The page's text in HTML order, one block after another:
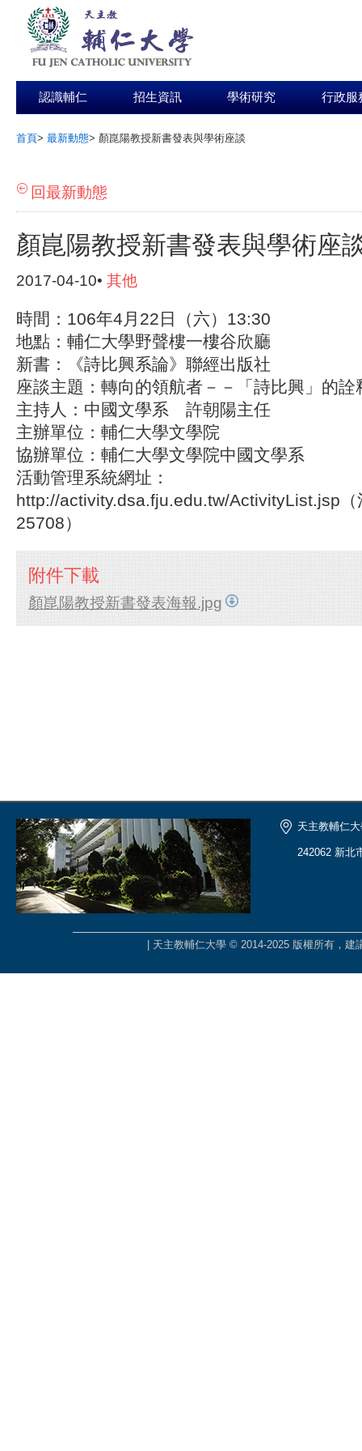
認識輔仁 招生資訊 學術研究 行政服
首頁> 最新動態> 顏崑陽教授新書發表與學術座談
回最新動態
顏崑陽教授新書發表與學術座
2017-04-10• 其他
時間：106年4月22日（六）13:30
地點：輔仁大學野聲樓一樓谷欣廳
新書：《詩比興系論》聯經出版社
座談主題：轉向的領航者－－「詩比興」的詮
主持人：中國文學系 許朝陽主任
主辦單位：輔仁大學文學院
協辦單位：輔仁大學文學院中國文學系
活動管理系統網址：
http://activity.dsa.fju.edu.tw/ActivityList.jsp（
25708）
附件下載
顏崑陽教授新書發表海報.jpg
天主教輔仁
242062 新北
| 天主教輔仁大學 © 2014-2025 版權所有，